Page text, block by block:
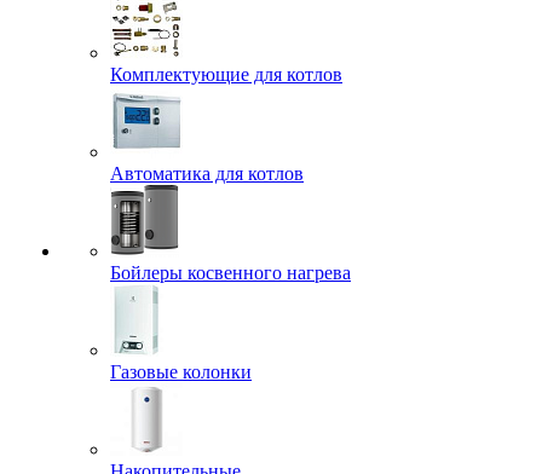
Комплектующие для котлов
Автоматика для котлов
Бойлеры косвенного нагрева
Газовые колонки